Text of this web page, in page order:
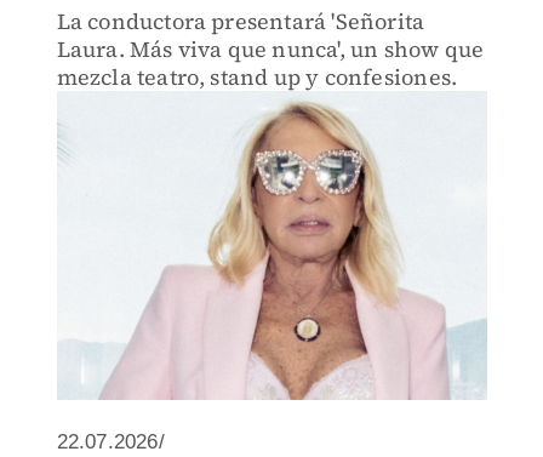
La conductora presentará 'Señorita
Laura. Más viva que nunca', un show que
mezcla teatro, stand up y confesiones.
22.07.2026/